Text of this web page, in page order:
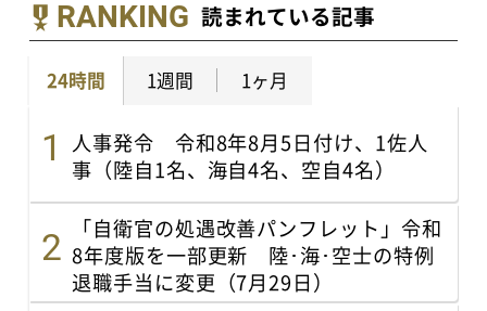
RANKING 読まれている記事
24時間 1週間 1ヶ月
人事発令 令和8年8月5日付け、1佐人
事（陸自1名、海自4名、空自4名）
「自衛官の処遇改善パンフレット」令和
8年度版を一部更新 陸･海･空士の特例
退職手当に変更（7月29日）